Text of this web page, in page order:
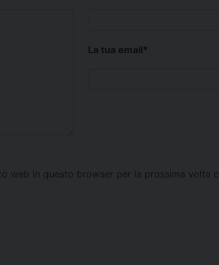
La tua email*
web in questo browser per la prossima volta